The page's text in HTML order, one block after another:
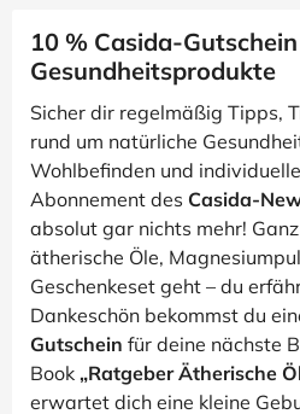
10 % Casida-
Gesundheitsprodukte
Sicher dir regelmäßig Tipps,
rund um natürliche
Wohlbefinden und
Abonnement des Casida-
absolut gar nichts mehr!
ätherische Öle,
Geschenkeset geht – du
Dankeschön bekommst du
Gutschein für deine nächste
Book „Ratgeber Ätherische
erwartet dich eine kleine